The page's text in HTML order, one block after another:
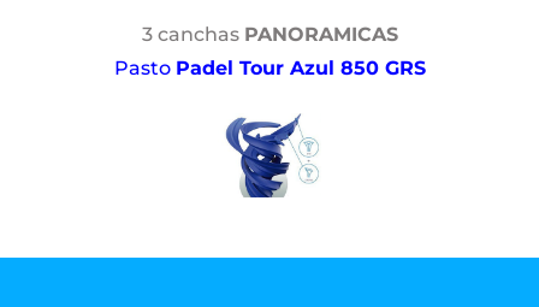
3 canchas PANORAMICAS
Pasto Padel Tour Azul 850 GRS